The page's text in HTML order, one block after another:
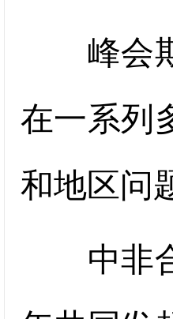
峰会期
在一系列
和地区问
中非合